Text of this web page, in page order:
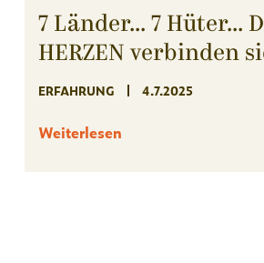
7 Länder... 7 Hüter...
HERZEN verbinden
ERFAHRUNG 4.7.2025
Weiterlesen